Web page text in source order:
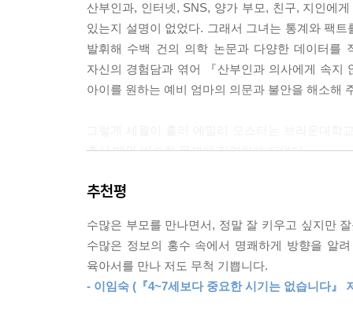
주 후에는 자가 치유가 된다. 그러나 이 시기에 진
수 있다. 많은 여성이 산후 우울증은 아기를 낳은
산후 우울증의 발병은 진단을 받은 경우만 계산
인과 의사들은 임신 중 우울증을 알아내는 교육
사실을 모르고 있다가 깜짝 놀란다. 아니면 보통
아이들을 비교한 연구가 있다. 그 결과 모유를 더
마들은 더 부유하고 더 많은 교육을 받았고 아이
나타났다.(중략)
교육 수준이 높은 엄마들 사이에서도 아이큐가
아이큐가 높으면(평균적으로) 아이의 아이큐도
산부인과, 인터넷, SNS, 양가 부모, 친구, 지인에
있는지 설명이 없었다. 그래서 그녀는 통계와 팩
발휘해 수백 건의 의학 논문과 다양한 데이터를
자신의 경험담과 엮어 『산부인과 의사에게 속
아이를 원하는 예비 엄마의 의문과 불안을 해소해
출산 때와 비슷한 문제에 직면하게 되었다.
한두 잔이 모유 양을 늘리는 데 도움이 된다고 하네
부모가 되자 결정해야 할 중요한 문제가 훨씬 더
하는 걱정도 끊이지 않았다. 쉬를 충분히 하는 걸
불확실하거나 서로 모순되는 정보들 사이에서 어
중에 그랬던 것처럼 팩트와 데이터로 시작하면
추천평
수많은 부모를 만나면서, 정말 잘 키우고 싶지만
수많은 정보의 홍수 속에서 명쾌하게 방향을 알
육아서를 만나 저도 무척 기쁩니다.
- 이임숙 (『4~7세보다 중요한 시기는 없습니다』